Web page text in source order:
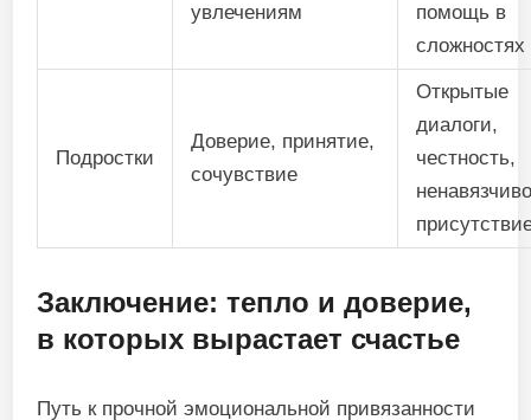
увлечениям
помощь в
сложностях
Подростки
Доверие, принятие,
сочувствие
Открытые
диалоги,
честность,
Заключение: тепло и доверие,
в которых вырастает счастье
Путь к прочной эмоциональной привязанности